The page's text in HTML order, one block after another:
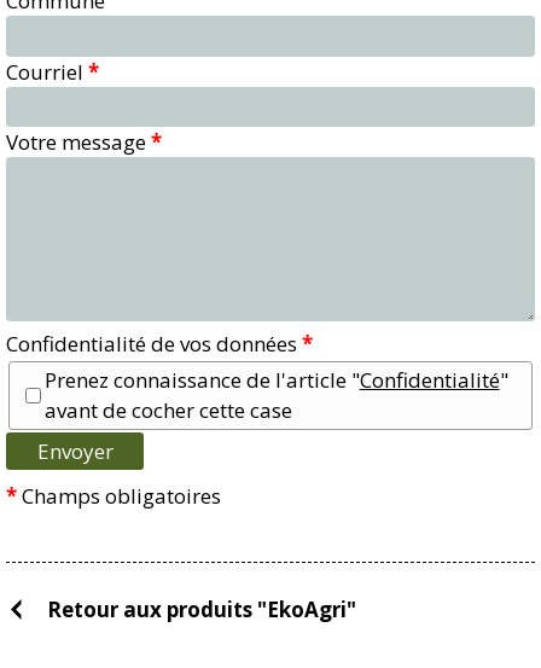
Courriel *
Votre message*
Confidentialité de vos données *
Prenez connaissance de l'article "Confidentialité"
avant de cocher cette case
*Champs obligatoires
Retour aux produits "EkoAgri"